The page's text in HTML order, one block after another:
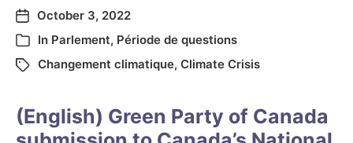
October 3, 2022
In Parlement, Période de questions
Changement climatique, Climate Crisis
(English) Green Party of Canada